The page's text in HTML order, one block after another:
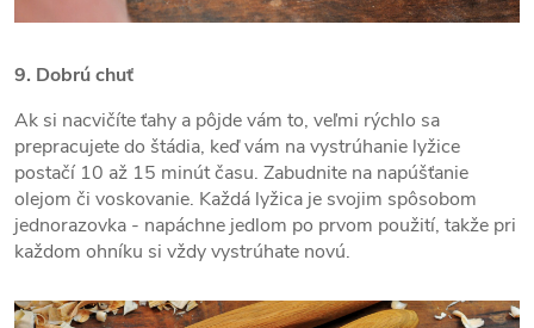
9. Dobrú chuť
Ak si nacvičíte ťahy a pôjde vám to, veľmi rýchlo sa
prepracujete do štádia, keď vám na vystrúhanie lyžice
postačí 10 až 15 minút času. Zabudnite na napúšťanie
olejom či voskovanie. Každá lyžica je svojim spôsobom
jednorazovka - napáchne jedlom po prvom použití, takže pri
každom ohníku si vždy vystrúhate novú.